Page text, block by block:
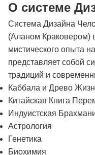
О системе
Система Дизайна
(Аланом Краковером)
мистического опыта
представляет собой
традиций и
Каббала и Древо
Китайская Книга
Индуистская
Астрология
Генетика
Биохимия